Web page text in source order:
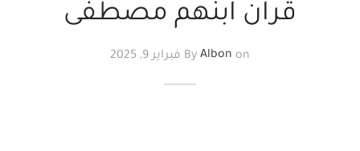
قران ابنهم مصطفى
By Albon on فبراير 9, 2025